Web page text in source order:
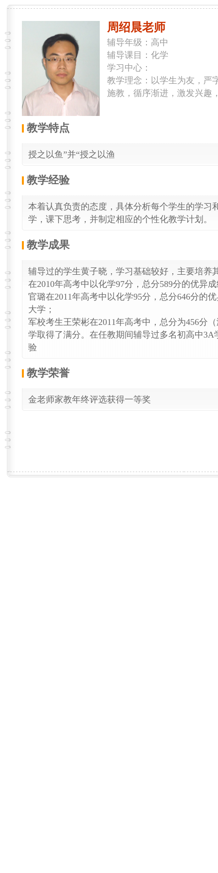
周绍晨老师
辅导年级：高中
辅导课目：化学
学习中心：
教学理念：以学生为友，严
施教，循序渐进，激发兴趣
教学特点
授之以鱼”并“授之以渔
教学经验
本着认真负责的态度，具体分析每个学生的学习
学，课下思考，并制定相应的个性化教学计划。
教学成果
辅导过的学生黄子晓，学习基础较好，主要培养
在2010年高考中以化学97分，总分589分的优异
官璐在2011年高考中以化学95分，总分646分的
大学；
军校考生王荣彬在2011年高考中，总分为456分
学取得了满分。在任教期间辅导过多名初高中3A
验
教学荣誉
金老师家教年终评选获得一等奖